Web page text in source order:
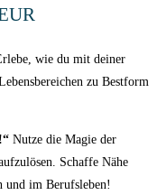
wie du mit deiner
zu Bestform
Nutze die Magie der
Schaffe Nähe
und im Berufsleben!